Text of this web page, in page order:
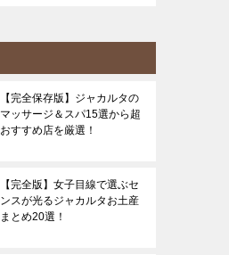
【完全保存版】ジャカルタの
マッサージ＆スパ15選から超
おすすめ店を厳選！
【完全版】女子目線で選ぶセ
ンスが光るジャカルタお土産
まとめ20選！